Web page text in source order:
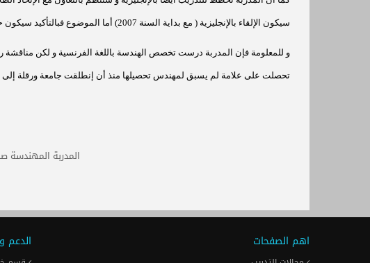
سيكون الإلقاء بالإنجليزية ( مع بداية السنة 2007) أما الموضوع فبالتأكيد سيكون
و للمعلومة فإن المدربة درست تخصص الهندسة باللغة الفرنسية و لكن مناقشة
تحصلت على علامة لم يسبق لمهندس تحصيلها منذ أن إنطلقت جامعة ورقلة إلى
المدربة المهندسة
اهم الصفحات الدعم